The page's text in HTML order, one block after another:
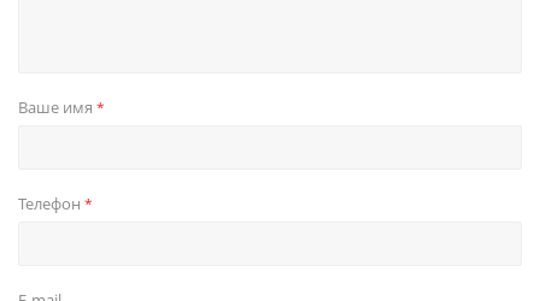
Ваше имя *
Телефон *